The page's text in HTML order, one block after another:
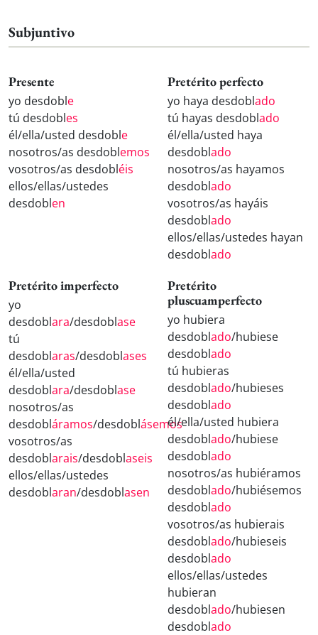
Subjuntivo
Presente
yo desdoble
tú desdobles
él/ella/usted desdoble
nosotros/as desdoblemos
vosotros/as desdobléis
ellos/ellas/ustedes
desdoblen
Pretérito perfecto
yo haya desdoblado
tú hayas desdoblado
él/ella/usted haya
desdoblado
nosotros/as hayamos
desdoblado
vosotros/as hayáis
desdoblado
ellos/ellas/ustedes hayan
desdoblado
Pretérito imperfecto
yo
desdoblara/desdoblase
tú
desdoblaras/desdoblases
él/ella/usted
desdoblara/desdoblase
nosotros/as
desdobláramos/desdoblásemos
vosotros/as
desdoblarais/desdoblaseis
ellos/ellas/ustedes
desdoblaran/desdoblasen
Pretérito
pluscuamperfecto
yo hubiera
desdoblado/hubiese
desdoblado
tú hubieras
desdoblado/hubieses
desdoblado
él/ella/usted hubiera
desdoblado/hubiese
desdoblado
nosotros/as hubiéramos
desdoblado/hubiésemos
desdoblado
vosotros/as hubierais
desdoblado/hubieseis
desdoblado
ellos/ellas/ustedes
hubieran
desdoblado/hubiesen
desdoblado